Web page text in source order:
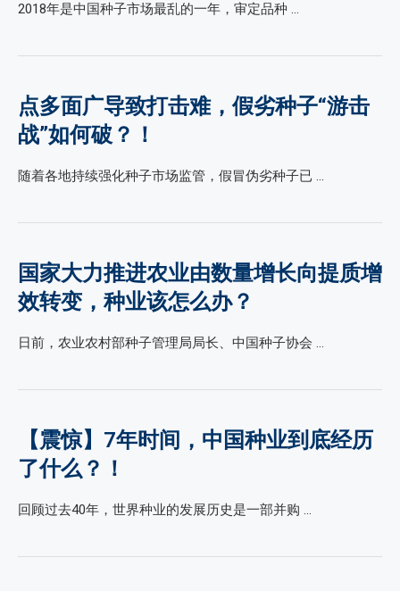
2018年是中国种子市场最乱的一年，审定品种 …
点多面广导致打击难，假劣种子“游击
战”如何破？！
随着各地持续强化种子市场监管，假冒伪劣种子已 …
国家大力推进农业由数量增长向提质增
效转变，种业该怎么办？
日前，农业农村部种子管理局局长、中国种子协会 …
【震惊】7年时间，中国种业到底经历
了什么？！
回顾过去40年，世界种业的发展历史是一部并购 …